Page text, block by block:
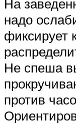
На
надо
фиксирует
Не спеша
против